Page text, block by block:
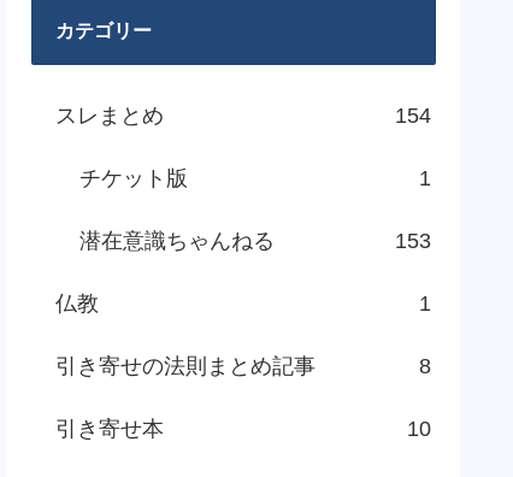
カテゴリー
スレまとめ 154
チケット版 1
潜在意識ちゃんねる 153
仏教 1
引き寄せの法則まとめ記事 8
引き寄せ本 10